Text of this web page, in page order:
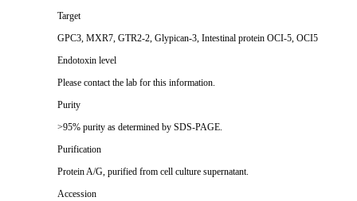
Target
GPC3, MXR7, GTR2-2, Glypican-3, Intestinal protein OCI-5, OCI5
Endotoxin level
Please contact the lab for this information.
Purity
>95% purity as determined by SDS-PAGE.
Purification
Protein A/G, purified from cell culture supernatant.
Accession